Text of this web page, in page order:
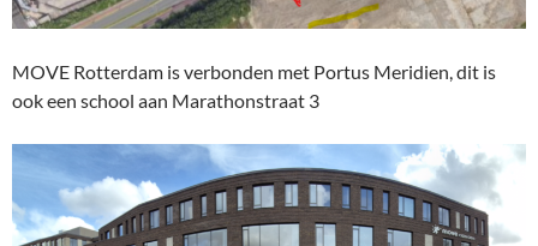
MOVE Rotterdam is verbonden met Portus Meridien, dit is
ook een school aan Marathonstraat 3